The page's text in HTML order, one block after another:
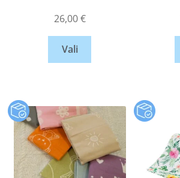
26,00€
Vali